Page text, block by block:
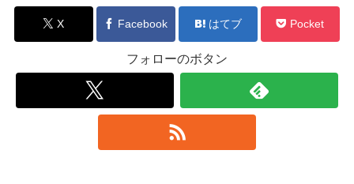
X Facebook はてブ Pocket
フォローのボタン